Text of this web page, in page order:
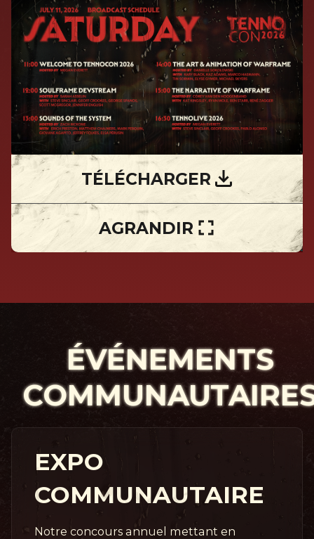
TÉLÉCHARGER
AGRANDIR
ÉVÉNEMENTS
EXPO
COMMUNAUTAIRE
Notre concours annuel mettant en